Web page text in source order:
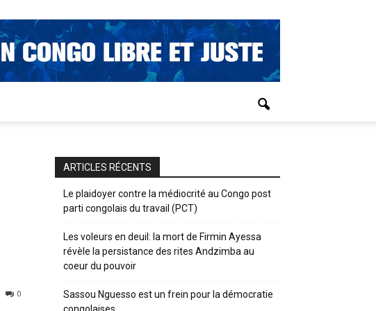
0
ARTICLES RÉCENTS
Le plaidoyer contre la médiocrité au Congo post
parti congolais du travail (PCT)
Les voleurs en deuil: la mort de Firmin Ayessa
révèle la persistance des rites Andzimba au
coeur du pouvoir
Sassou Nguesso est un frein pour la démocratie